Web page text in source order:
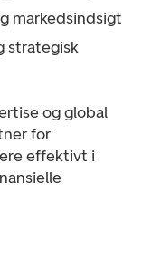
markedsindsigt
strategisk
og global
for
effektivt i